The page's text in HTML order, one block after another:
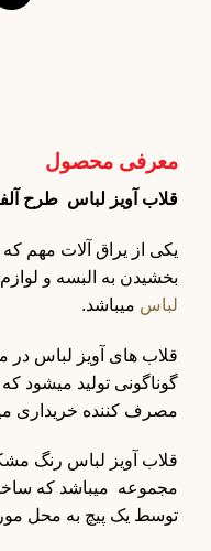
معرفی محصول
قلاب آویز لباس طرح آلفا مدل 8316
یکی از یراق آلات مهم
بخشیدن به البسه و لوازم
لباس میباشد.
قلاب های آویز لباس در
گوناگونی تولید میشود که
مصرف کننده خریداری
قلاب آویز لباس رنگ
مجموعه میباشد که
توسط یک پیچ به محل